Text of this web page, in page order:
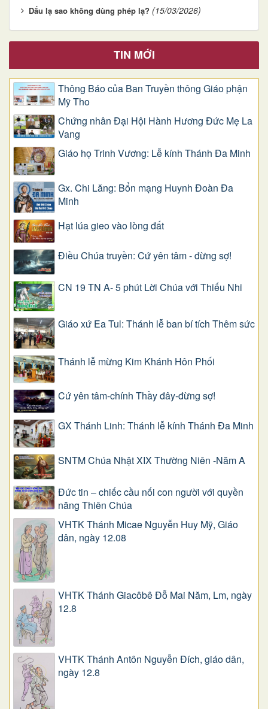
Dấu lạ sao không dùng phép lạ? (15/03/2026)
TIN MỚI
Thông Báo của Ban Truyền thông Giáo phận
Mỹ Tho
Chứng nhân Đại Hội Hành Hương Đức Mẹ La
Vang
Giáo họ Trinh Vương: Lễ kính Thánh Đa Minh
Gx. Chi Lăng: Bổn mạng Huynh Đoàn Đa
Minh
Hạt lúa gieo vào lòng đất
Điều Chúa truyền: Cứ yên tâm - đừng sợ!
CN 19 TN A- 5 phút Lời Chúa với Thiếu Nhi
Giáo xứ Ea Tul: Thánh lễ ban bí tích Thêm sức
Thánh lễ mừng Kim Khánh Hôn Phối
Cứ yên tâm-chính Thầy đây-đừng sợ!
GX Thánh Linh: Thánh lễ kính Thánh Đa Minh
SNTM Chúa Nhật XIX Thường Niên -Năm A
Đức tin – chiếc cầu nối con người với quyền
năng Thiên Chúa
VHTK Thánh Micae Nguyễn Huy Mỹ, Giáo
dân, ngày 12.08
VHTK Thánh Giacôbê Ðỗ Mai Năm, Lm, ngày
12.8
VHTK Thánh Antôn Nguyễn Ðích, giáo dân,
ngày 12.8